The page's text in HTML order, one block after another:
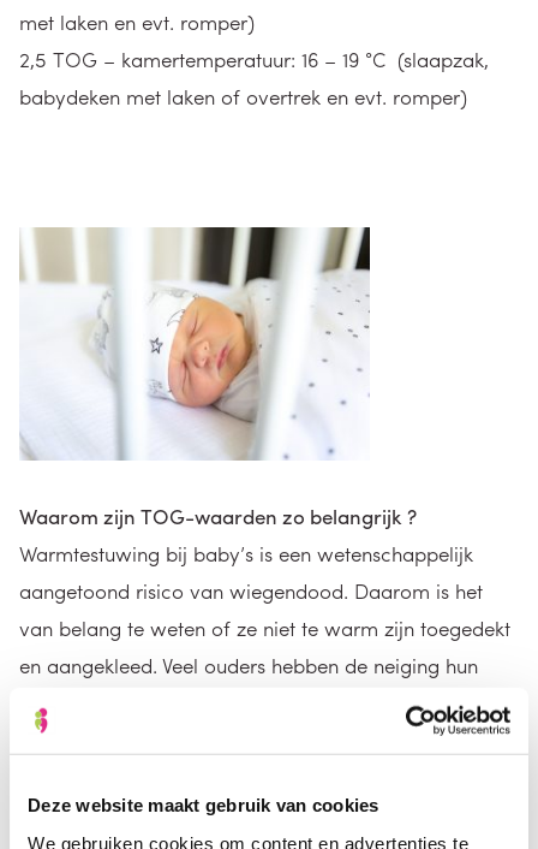
Deze website maakt gebruik van cookies
We gebruiken cookies om content en advertenties te
met laken en evt. romper)
2,5 TOG – kamertemperatuur: 16 – 19 °C (slaapzak,
babydeken met laken of overtrek en evt. romper)
Waarom zijn TOG-waarden zo belangrijk ?
Warmtestuwing bij baby’s is een wetenschappelijk
aangetoond risico van wiegendood. Daarom is het
van belang te weten of ze niet te warm zijn toegedekt
en aangekleed. Veel ouders hebben de neiging hun
baby te warm aan te kleden of te bedekken. Behalve
het risico op warmtestuwing, zorgt een verhoogde